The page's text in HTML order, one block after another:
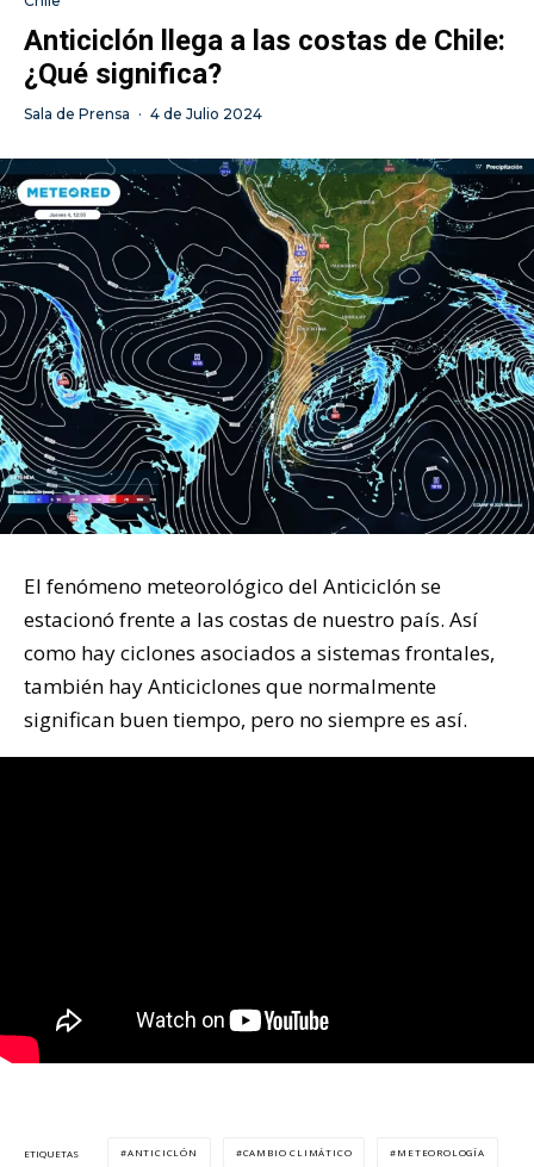
Anticiclón llega a las costas de Chile:
¿Qué significa?
Sala de Prensa · 4 de Julio 2024
El fenómeno meteorológico del Anticiclón se
estacionó frente a las costas de nuestro país. Así
como hay ciclones asociados a sistemas frontales,
también hay Anticiclones que normalmente
significan buen tiempo, pero no siempre es así.
ETIQUETAS ANTICICLÓN CAMBIO CLIMÁTICO METEOROLOGÍA